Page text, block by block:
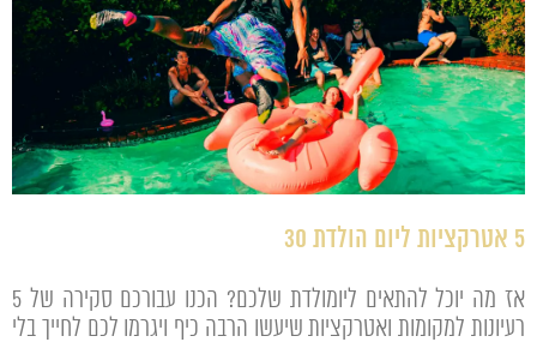
5 אטרקציות ליום הולדת 30
אז מה יוכל להתאים ליומולדת שלכם? הכנו עבורכם סקירה של 5
רעיונות למקומות ואטרקציות שיעשו הרבה כיף ויגרמו לכם לחייך בלי